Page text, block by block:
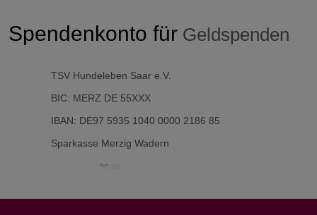
Spendenkonto für Geldspenden
TSV Hundeleben Saar e.V.
BIC: MERZ DE 55XXX
IBAN: DE97 5935 1040 0000 2186 85
Sparkasse Merzig Wadern
Betreff: Spende